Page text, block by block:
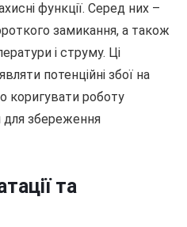
функції. Серед них –
замикання, а також
і струму. Ці
потенційні збої на
коригувати роботу
збереження
та